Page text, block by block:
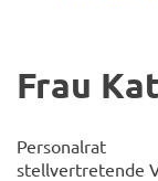
Frau
Per­so­nal­rat
stell­ver­tre­ten­de